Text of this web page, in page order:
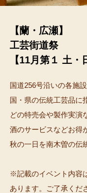
【蘭・広瀬】
工芸街道祭
【11月第１ 土・
国道256号沿いの各施
国・県の伝統工芸品に
どの特売会や製作実演
酒のサービスなどお得
秋の一日を南木曽の伝
※記載のイベント内容
あります。ご了承くだ